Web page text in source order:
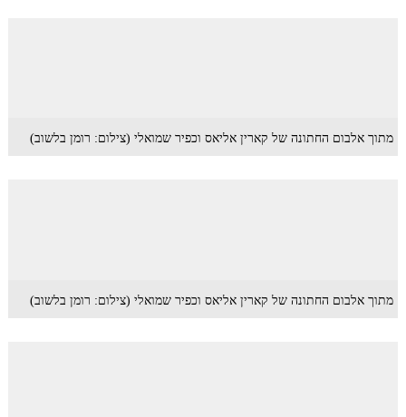
מתוך אלבום החתונה של קארין אליאס וכפיר שמואלי (צילום: רומן בלשוב)
מתוך אלבום החתונה של קארין אליאס וכפיר שמואלי (צילום: רומן בלשוב)